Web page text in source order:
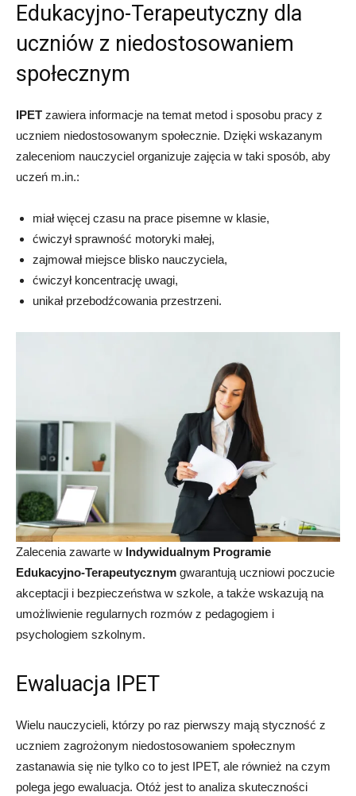
Edukacyjno-Terapeutyczny dla
uczniów z niedostosowaniem
społecznym
IPET zawiera informacje na temat metod i sposobu pracy z
uczniem niedostosowanym społecznie. Dzięki wskazanym
zaleceniom nauczyciel organizuje zajęcia w taki sposób, aby
uczeń m.in.:
miał więcej czasu na prace pisemne w klasie,
ćwiczył sprawność motoryki małej,
zajmował miejsce blisko nauczyciela,
ćwiczył koncentrację uwagi,
unikał przebodźcowania przestrzeni.
Zalecenia zawarte w Indywidualnym Programie
Edukacyjno-Terapeutycznym gwarantują uczniowi poczucie
akceptacji i bezpieczeństwa w szkole, a także wskazują na
umożliwienie regularnych rozmów z pedagogiem i
psychologiem szkolnym.
Ewaluacja IPET
Wielu nauczycieli, którzy po raz pierwszy mają styczność z
uczniem zagrożonym niedostosowaniem społecznym
zastanawia się nie tylko co to jest IPET, ale również na czym
polega jego ewaluacja. Otóż jest to analiza skuteczności